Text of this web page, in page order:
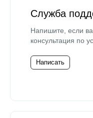
Служба
Напишите, если
консультация по
Написать